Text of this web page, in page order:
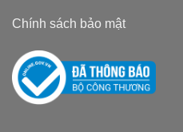
Chính sách bảo mật